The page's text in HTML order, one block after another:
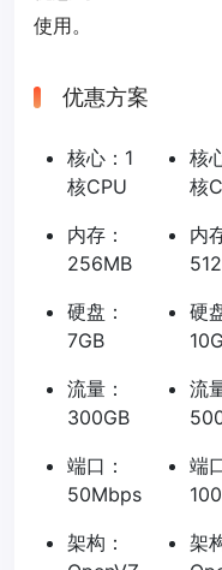
使用。
优惠方案
核心：1
核CPU
内存：
256MB
硬盘：
7GB
流量：
300GB
端口：
50Mbps
架构：
核
核
内
硬
流
端
架